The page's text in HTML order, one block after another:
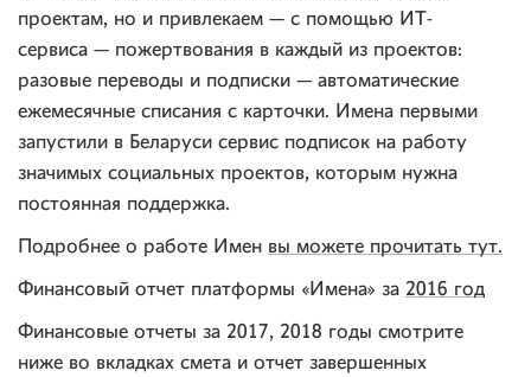
проектам, но и привлекаем — с помощью ИТ-
сервиса — пожертвования в каждый из проектов:
разовые переводы и подписки — автоматические
ежемесячные списания с карточки. Имена первыми
запустили в Беларуси сервис подписок на работу
значимых социальных проектов, которым нужна
постоянная поддержка.
Подробнее о работе Имен вы можете прочитать тут.
Финансовый отчет платформы «Имена» за 2016 год
Финансовые отчеты за 2017, 2018 годы смотрите
ниже во вкладках смета и отчет завершенных